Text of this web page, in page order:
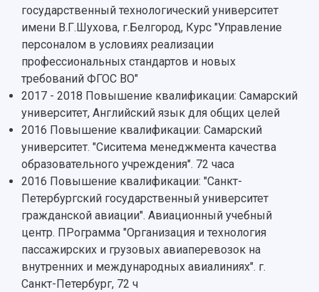
Отделы и службы
Общественные организации
Институт искусственного интеллекта
Инжиниринговый центр
Аграрный карбоновый полигон
Фирменный стиль
Устойчивое развитие
Кампус
3D-тур по университету
Музеи
Учебный аэродром
Центр истории авиационных двигателей
Ботанический сад
основ законодательства РФ
Платные образовательные услуги
Скидки на обучение
Подготовительные курсы
Библиотека
Видеолекции
Противодействие COVID-19
Организационные документы
Результаты научно-исследовательской
деятельности
Научно-технические разработки
Конкурсы научных проектов и грантов
Областной конкурс "Молодой учёный"
Отчеты о научно-исследовательской
деятельности
Журналы Самарского университета
Научные конференции
Патенты
Публикации и издания
Отчеты о проведенных конференциях
государственный технологический университет
имени В.Г.Шухова, г.Белгород, Курс "Управление
персоналом в условиях реализации
профессиональных стандартов и новых
требований ФГОС ВО"
2017 - 2018 Повышение квалификации: Самарский
университет, Английский язык для общих целей
2016 Повышение квалификации: Самарский
университет. "Сиситема менеджмента качества
образовательного учреждения". 72 часа
2016 Повышение квалификации: "Санкт-
Петербургский государственный университет
гражданской авиации". Авиационный учебный
центр. ПРограмма "Организация и технология
пассажирских и грузовых авиаперевозок на
внутренних и международных авиалиниях". г.
Санкт-Петербург, 72 ч